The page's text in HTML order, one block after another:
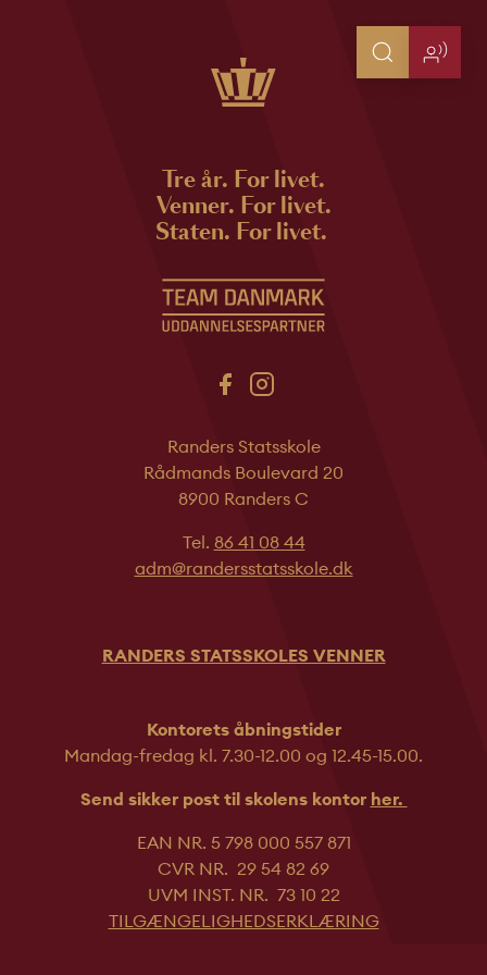
Tre år. For livet.
Venner. For livet.
Staten. For livet.
Randers Statsskole
Rådmands Boulevard 20
8900 Randers C
Tel. 86 41 08 44
adm@randersstatsskole.dk
RANDERS STATSSKOLES VENNER
Kontorets åbningstider
Mandag-fredag kl. 7.30-12.00 og 12.45-15.00.
Send sikker post til skolens kontor her.
EAN NR. 5 798 000 557 871
CVR NR. 29 54 82 69
UVM INST. NR. 73 10 22
TILGÆNGELIGHEDSERKLÆRING